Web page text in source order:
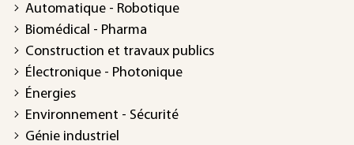
Automatique - Robotique
Biomédical - Pharma
Construction et travaux publics
Électronique - Photonique
Énergies
Environnement - Sécurité
Génie industriel